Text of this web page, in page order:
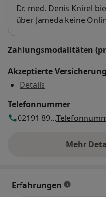
Verfügbarkeit
Dr. med. Denis Knirel
über Jameda keine
Zahlungsmodalitäten
Akzeptierte
Details
Telefonnummer
02191 89...
Mehr
Erfahrungen